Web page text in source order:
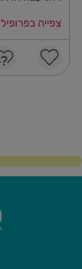
צפייה בפרופיל